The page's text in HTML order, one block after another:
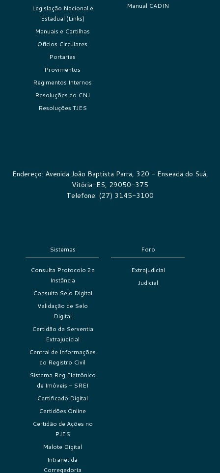
Legislação Nacional e
Estadual (Links)
Manuais e Cartilhas
Ofícios Circulares
Portarias
Provimentos
Regimentos Internos
Resoluções do CNJ
Resoluções TJES
Manual CADIN
Endereço: Avenida João Baptista Parra, 320 - Enseada do Suá,
Vitória-ES, 29050-375
Telefone: (27) 3145-3100
Sistemas
Consulta Protocolo 2a
Instância
Consulta Selo Digital
Validação de Selo
Digital
Certidão da Serventia
Extrajudicial
Central de Informações
do Registro Civil
Sistema Reg Eletrônico
de Imóveis – SREI
Certificado Digital
Certidões Online
Certidão de Ações no
PJES
Malote Digital
Intranet da
Corregedoria
Foro
Extrajudicial
Judicial